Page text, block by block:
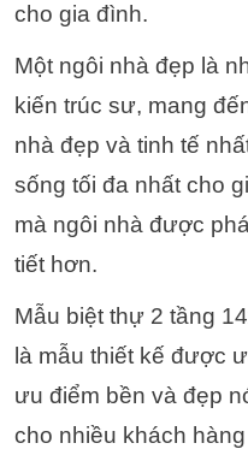
cho gia đình.
Một ngôi nhà đẹp là
kiến trúc sư, mang
nhà đẹp và tinh tế
sống tối đa nhất cho
mà ngôi nhà được
tiết hơn.
Mẫu biệt thự 2 tầng
là mẫu thiết kế được
ưu điểm bền và đẹp
cho nhiều khách